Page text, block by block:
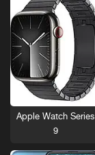
Apple Watch Series
9